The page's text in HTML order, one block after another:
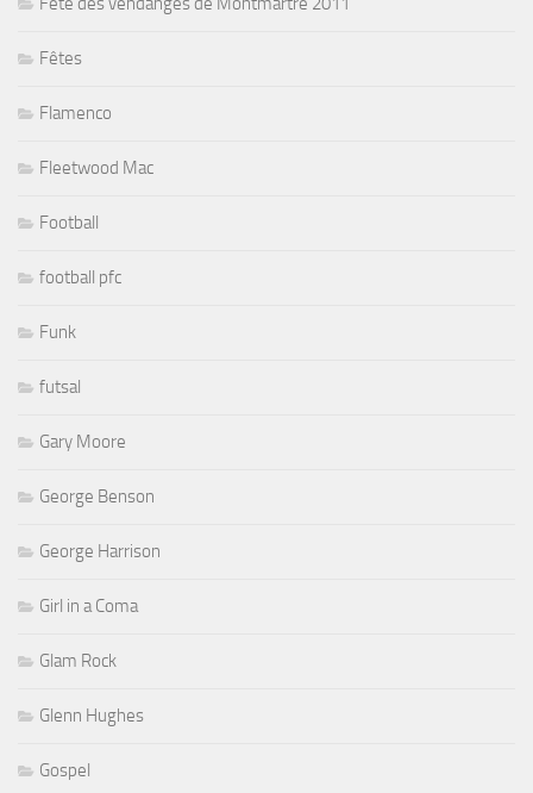
Fêtes
Flamenco
Fleetwood Mac
Football
football pfc
Funk
futsal
Gary Moore
George Benson
George Harrison
Girl in a Coma
Glam Rock
Glenn Hughes
Gospel